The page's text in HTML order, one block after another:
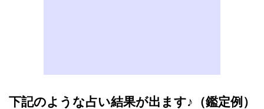
下記のような占い結果が出ます♪（鑑定例）